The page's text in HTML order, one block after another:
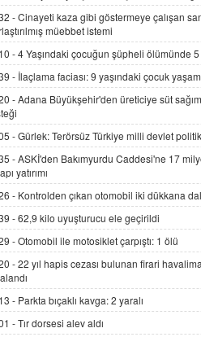
İNCİ GÜL AKÖL
Trump Keşke Adana'yı da
06.07.2026 13:00
Esed Destekçilerinin
Şamar: Sednaya
11.12.2024 12:30
DR. EKREM ASLAN
Gerçek Ne, Algı Ne?
Yürüyoruz" Cümlesinin
19.07.2025 12:45
Şifacının Yolu
04.11.2025 12:56
-Cinayeti kaza gibi göstermeye çalışan
müebbet istemi
-4 Yaşındaki çocuğun şüpheli ölümünde 5
- İlaçlama faciası: 9 yaşındaki çocuk
-Adana Büyükşehir'den üreticiye süt
-Gürlek: Terörsüz Türkiye milli devlet
-ASKİ'den Bakımyurdu Caddesi'ne 17
yatırımı
- Kontrolden çıkan otomobil iki dükkana
-62,9 kilo uyuşturucu ele geçirildi
-Otomobil ile motosiklet çarpıştı: 1 ölü
-22 yıl hapis cezası bulunan firari
- Parkta bıçaklı kavga: 2 yaralı
-Tır dorsesi alev aldı